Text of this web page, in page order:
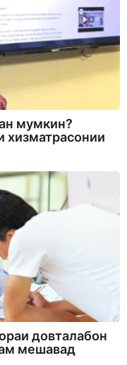
мумкин?
хизматрасонии
довталабон
мешавад